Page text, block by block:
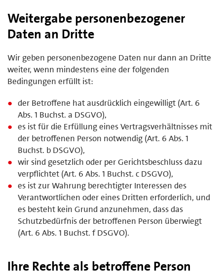
Weitergabe personenbezogener
Daten an Dritte
Wir geben personenbezogene Daten nur dann an Dritte
weiter, wenn mindestens eine der folgenden
Bedingungen erfüllt ist:
der Betroffene hat ausdrücklich eingewilligt (Art. 6
Abs. 1 Buchst. a DSGVO),
es ist für die Erfüllung eines Vertragsverhältnisses mit
der betroffenen Person notwendig (Art. 6 Abs. 1
Buchst. b DSGVO),
wir sind gesetzlich oder per Gerichtsbeschluss dazu
verpflichtet (Art. 6 Abs. 1 Buchst. c DSGVO),
es ist zur Wahrung berechtigter Interessen des
Verantwortlichen oder eines Dritten erforderlich, und
es besteht kein Grund anzunehmen, dass das
Schutzbedürfnis der betroffenen Person überwiegt
(Art. 6 Abs. 1 Buchst. f DSGVO).
Ihre Rechte als betroffene Person